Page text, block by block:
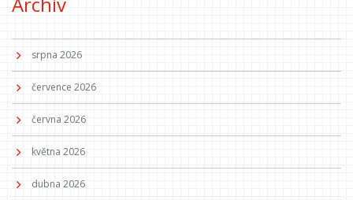
srpna 2026
července 2026
června 2026
května 2026
dubna 2026